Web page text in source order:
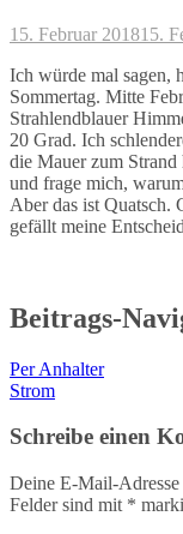
15. Februar 201815.
Ich würde mal sagen,
Sommertag. Mitte
Strahlendblauer
20 Grad. Ich
die Mauer zum Strand
und frage mich,
Aber das ist Quatsch.
gefällt meine
Beitrags-
Per Anhalter
Strom
Schreibe einen
Deine E-Mail-
Felder sind mit *